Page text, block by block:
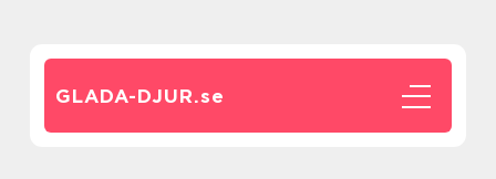
GLADA-DJUR.se